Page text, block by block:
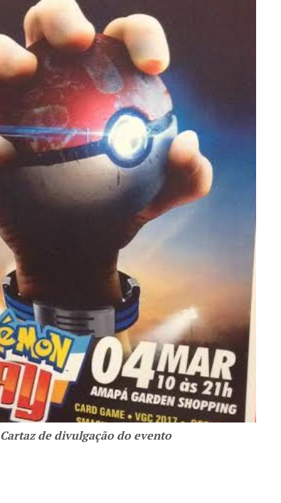
Cartaz de divulgação do evento